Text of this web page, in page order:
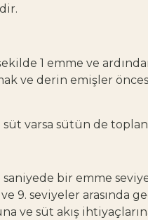
1 emme ve
ve derin emişler
varsa sütün de
bir emme
9. seviyeler arasında
ve süt akış